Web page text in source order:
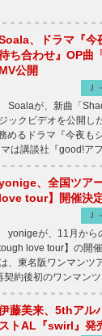
、ドラマ『今
ち合わせ』OP曲
MV公開
Ｊ
Soalaが、新曲「
ジックビデオを公開
めるドラマ『今夜も
は講談社『good!ア
、全国ツア
love tour】開催決
Ｊ
yonigeが、11月から
love tour】の開
、東名阪ワンマンツ
契約後初のワンマン
藤美来、5thアル
ストAL『swirl』発